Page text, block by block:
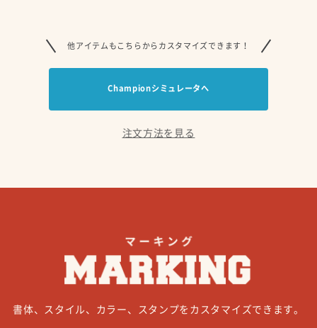
他アイテムもこちらからカスタマイズできます！
Championシミュレータへ
注文方法を見る
書体、スタイル、カラー、スタンプをカスタマイズできます。